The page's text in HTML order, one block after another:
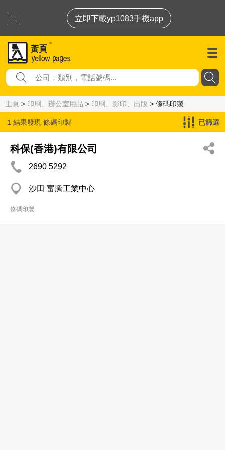
立即下載yp1083手機app
主頁 > 印刷、辦公室用品 > 印刷、影印、出版 > 條碼印製
1 結果發現 條碼印製 已篩選
科保(香港)有限公司
2690 5292
沙田 富騰工業中心
條碼印製